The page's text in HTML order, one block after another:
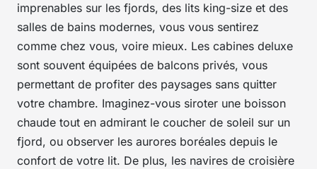
imprenables sur les fjords, des lits king-size et des
salles de bains modernes, vous vous sentirez
comme chez vous, voire mieux. Les cabines deluxe
sont souvent équipées de balcons privés, vous
permettant de profiter des paysages sans quitter
votre chambre. Imaginez-vous siroter une boisson
chaude tout en admirant le coucher de soleil sur un
fjord, ou observer les aurores boréales depuis le
confort de votre lit. De plus, les navires de croisière